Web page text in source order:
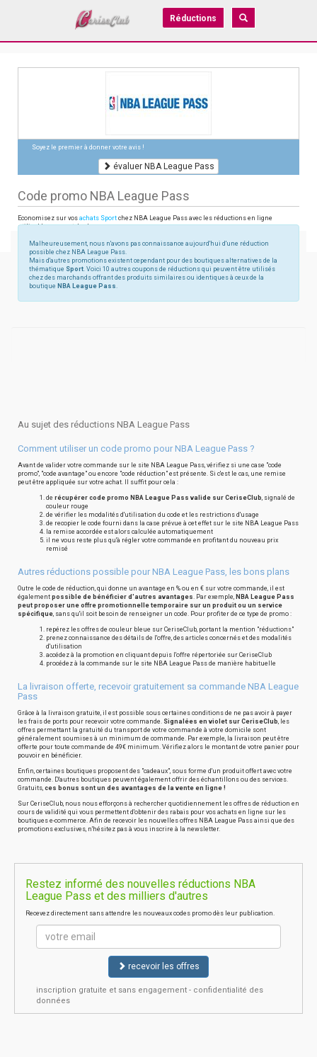
Réductions
Soyez le premier à donner votre avis !
évaluer NBA League Pass
Code promo NBA League Pass
Economisez sur vos achats Sport chez NBA League Pass avec les réductions en ligne
utilisables sur watch.nba.com
Malheureusement, nous n'avons pas connaissance aujourd'hui d'une réduction
possible chez NBA League Pass.
Mais d'autres promotions existent cependant pour des boutiques alternatives de la
thématique Sport. Voici 10 autres coupons de réductions qui peuvent être utilisés
chez des marchands offrant des produits similaires ou identiques à ceux de la
boutique NBA League Pass.
Au sujet des réductions NBA League Pass
Comment utiliser un code promo pour NBA League Pass ?
Avant de valider votre commande sur le site NBA League Pass, vérifiez si une case "code
promo", "code avantage" ou encore "code réduction" est présente. Si c'est le cas, une remise
peut être appliquée sur votre achat. Il suffit pour cela :
de récupérer code promo NBA League Pass valide sur CeriseClub, signalé de
couleur rouge
de vérifier les modalités d'utilisation du code et les restrictions d'usage
de recopier le code fourni dans la case prévue à cet effet sur le site NBA League Pass
la remise accordée est alors calculée automatiquement
il ne vous reste plus qu'à régler votre commande en profitant du nouveau prix
remisé
Autres réductions possible pour NBA League Pass, les bons plans
Outre le code de réduction, qui donne un avantage en % ou en € sur votre commande, il est
également possible de bénéficier d'autres avantages. Par exemple, NBA League Pass
peut proposer une offre promotionnelle temporaire sur un produit ou un service
spécifique, sans qu'il soit besoin de renseigner un code. Pour profiter de ce type de promo :
repérez les offres de couleur bleue sur CeriseClub, portant la mention "réductions"
prenez connaissance des détails de l'offre, des articles concernés et des modalités
d'utilisation
accédez à la promotion en cliquant depuis l'offre répertoriée sur CeriseClub
procédez à la commande sur le site NBA League Pass de manière habituelle
La livraison offerte, recevoir gratuitement sa commande NBA League
Pass
Grâce à la livraison gratuite, il est possible sous certaines conditions de ne pas avoir à payer
les frais de ports pour recevoir votre commande. Signalées en violet sur CeriseClub, les
offres permettant la gratuité du transport de votre commande à votre domicile sont
généralement soumises à un minimum de commande. Par exemple, la livraison peut être
offerte pour toute commande de 49€ minimum. Vérifiez alors le montant de votre panier pour
pouvoir en bénéficier.
Enfin, certaines boutiques proposent des "cadeaux", sous forme d'un produit offert avec votre
commande. D'autres boutiques peuvent également offrir des échantillons ou des services.
Gratuits, ces bonus sont un des avantages de la vente en ligne !
Sur CeriseClub, nous nous efforçons à rechercher quotidiennement les offres de réduction en
cours de validité qui vous permettent d'obtenir des rabais pour vos achats en ligne sur les
boutiques e-commerce. Afin de recevoir les nouvelles offres NBA League Pass ainsi que des
promotions exclusives, n'hésitez pas à vous inscrire à la newsletter.
Restez informé des nouvelles réductions NBA
League Pass et des milliers d'autres
Recevez directement sans attendre les nouveaux codes promo dès leur publication.
recevoir les offres
inscription gratuite et sans engagement - confidentialité des
données